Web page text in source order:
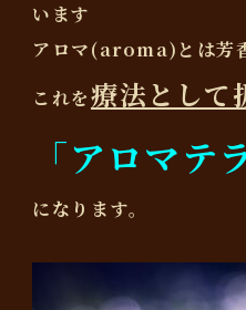
います
アロマ(aroma)とは芳
これを療法として
「アロマテ
になります。